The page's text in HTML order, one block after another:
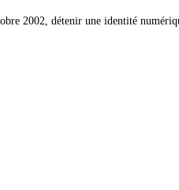
2002, détenir une identité